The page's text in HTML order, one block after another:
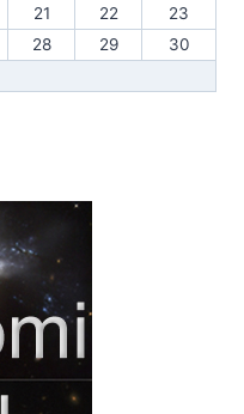
21 22
23
28 29
30